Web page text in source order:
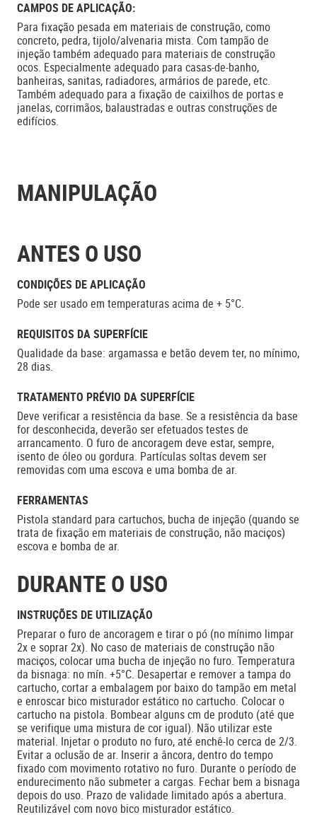
CAMPOS DE APLICAÇÃO:
Para fixação pesada em materiais de construção, como
concreto, pedra, tijolo/alvenaria mista. Com tampão de
injeção também adequado para materiais de construção
ocos. Especialmente adequado para casas-de-banho,
banheiras, sanitas, radiadores, armários de parede, etc.
Também adequado para a fixação de caixilhos de portas e
janelas, corrimãos, balaustradas e outras construções de
edifícios.
MANIPULAÇÃO
ANTES O USO
CONDIÇÕES DE APLICAÇÃO
Pode ser usado em temperaturas acima de + 5°C.
REQUISITOS DA SUPERFÍCIE
Qualidade da base: argamassa e betão devem ter, no mínimo,
28 dias.
TRATAMENTO PRÉVIO DA SUPERFÍCIE
Deve verificar a resistência da base. Se a resistência da base
for desconhecida, deverão ser efetuados testes de
arrancamento. O furo de ancoragem deve estar, sempre,
isento de óleo ou gordura. Partículas soltas devem ser
removidas com uma escova e uma bomba de ar.
FERRAMENTAS
Pistola standard para cartuchos, bucha de injeção (quando se
trata de fixação em materiais de construção, não maciços)
escova e bomba de ar.
DURANTE O USO
INSTRUÇÕES DE UTILIZAÇÃO
Preparar o furo de ancoragem e tirar o pó (no mínimo limpar
2x e soprar 2x). No caso de materiais de construção não
maciços, colocar uma bucha de injeção no furo. Temperatura
da bisnaga: no mín. +5°C. Desapertar e remover a tampa do
cartucho, cortar a embalagem por baixo do tampão em metal
e enroscar bico misturador estático no cartucho. Colocar o
cartucho na pistola. Bombear alguns cm de produto (até que
se verifique uma mistura de cor igual). Não utilizar este
material. Injetar o produto no furo, até enchê-lo cerca de 2/3.
Evitar a oclusão de ar. Inserir a âncora, dentro do tempo
fixado com movimento rotativo no furo. Durante o período de
endurecimento não submeter a cargas. Fechar bem a bisnaga
depois do uso. Prazo de validade limitado após a abertura.
Reutilizável com novo bico misturador estático.